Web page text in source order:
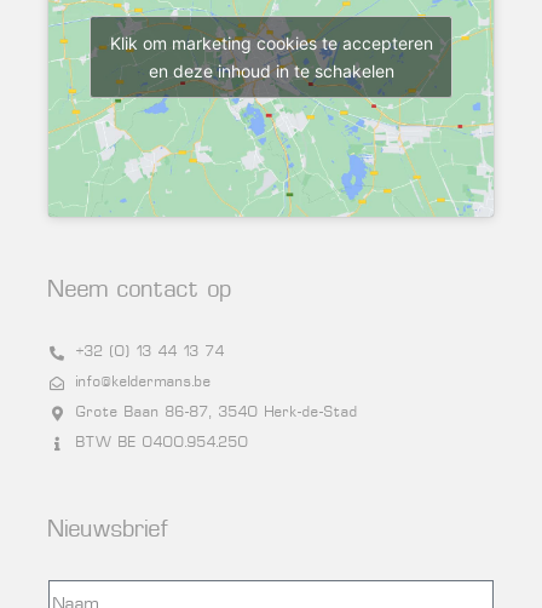
Klik om marketing cookies te accepteren
en deze inhoud in te schakelen
Neem contact op
+32 (0) 13 44 13 74
info@keldermans.be
Grote Baan 86-87, 3540 Herk-de-Stad
BTW BE 0400.954.250
Nieuwsbrief